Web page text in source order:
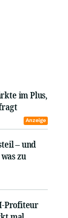
im Plus,
Anzeige
– und
zu
Profiteur